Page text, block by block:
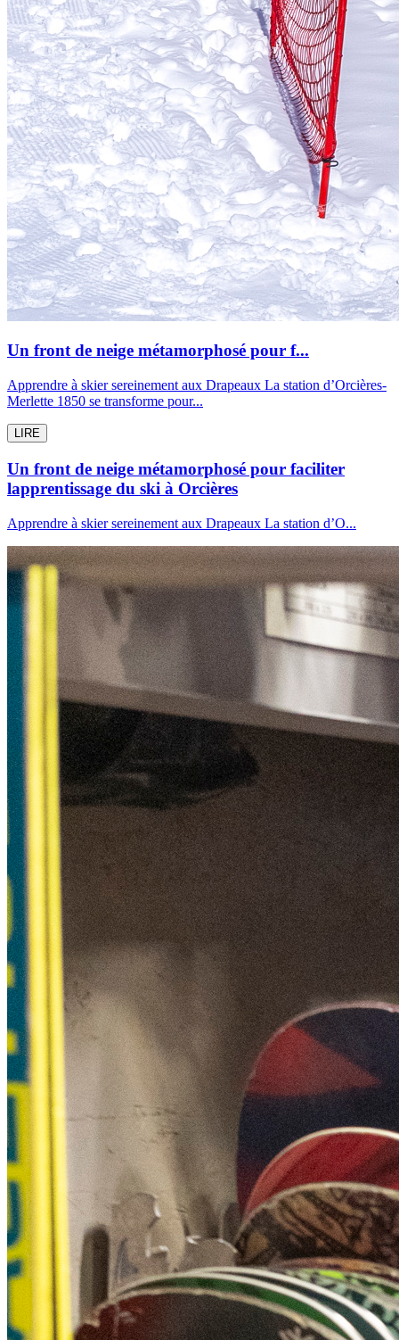
Un front de neige métamorphosé pour f...
Apprendre à skier sereinement aux Drapeaux La station d’Orcières-
Merlette 1850 se transforme pour...
LIRE
Un front de neige métamorphosé pour faciliter
lapprentissage du ski à Orcières
Apprendre à skier sereinement aux Drapeaux La station d’O...